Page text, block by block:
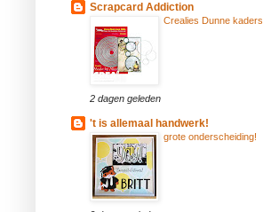
Scrapcard Addiction
Crealies Dunne kaders
2 dagen geleden
't is allemaal handwerk!
grote onderscheiding!